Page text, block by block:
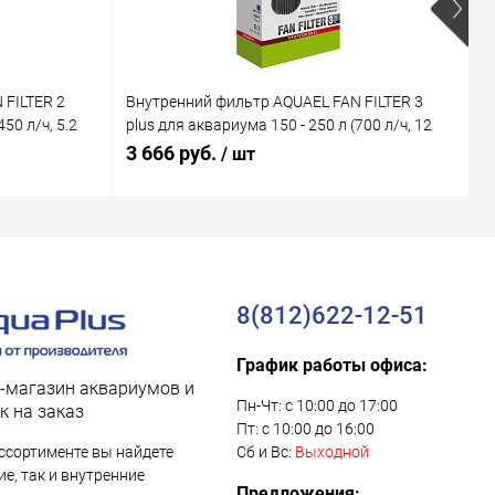
2
л/ч, 5.2
Внутренний фильтр AQUAEL FAN FILTER 3
plus для аквариума 150 - 250 л (700 л/ч, 12
Вт)
3 666 руб. / шт
магазин аквариумов и
на заказ
вы найдете
так и внутренние
8(812)622-12-51
График работы офиса:
Пн-Чт: с 10:00 до 17:00
Пт: с 10:00 до 16:00
Сб и Вс: Выходной